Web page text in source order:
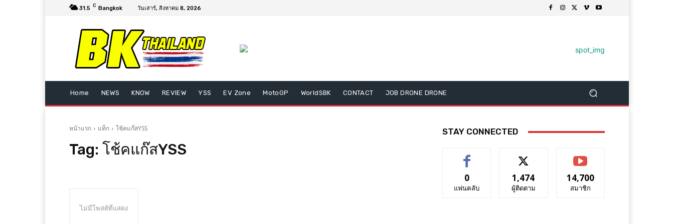
31.5 C Bangkok วันเสาร์, สิงหาคม 8, 2026
Home NEWS KNOW REVIEW YSS EV Zone MotoGP WorldSBK CONTACT JOB DRONE DRONE
หน้าแรก แท็ก โช้คแก๊สYSS
Tag: โช้คแก๊สYSS
ไม่มีโพสต์ที่แสดง
STAY CONNECTED
0
แฟนคลับ
1,474
ผู้ติดตาม
14,700
สมาชิก